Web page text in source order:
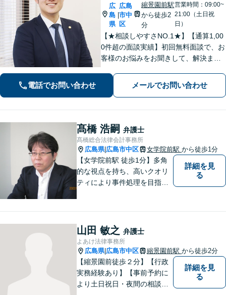
広
島
県
|
広島
市中
区
縮景園前駅
から徒歩2
分
営業時間：09:00~
21:00（土日祝
日）
【★相談しやすさNO.1★】【通算1,00
0件超の面談実績】初回無料面談で、お
客様のお悩みをお聞きして、解決まで
婚問題」「私選刑事事件」「自己破
産」「相続」問題を得意としていま
電話でお問い合わせ メールでお問い合わせ
髙橋 浩嗣 弁護士
髙橋総合法律会計事務所
広島県| 広島市中区 女学院前駅 から徒歩1分
【女学院前駅 徒歩1分】多角
的な視点を持ち、高いクオリ
ティにより事件処理を目指し
詳細を見
る
山田 敏之 弁護士
よあけ法律事務所
広島県| 広島市中区 縮景園前駅 から徒歩2分
【縮景園前徒歩２分】【行政
実務経験あり】【事前予約に
より土日祝日・夜間の相談
詳細を見
る